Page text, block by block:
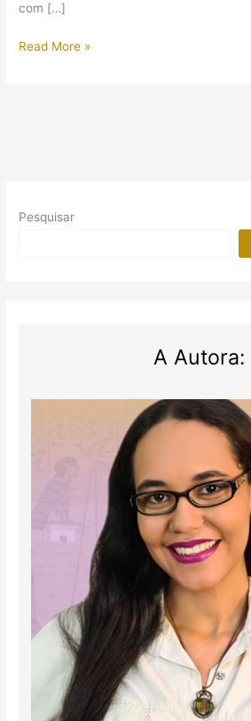
com […]
Egiptolizando:
Read More »
Pesquisar
A Autora: